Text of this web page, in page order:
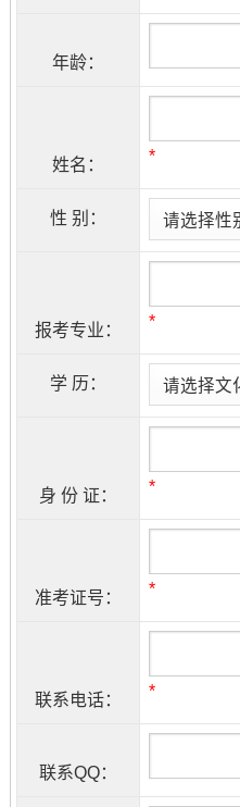
年龄：
姓名： *
性 别：
报考专业： *
学 历：
身 份 证： *
准考证号： *
联系电话： *
联系QQ：